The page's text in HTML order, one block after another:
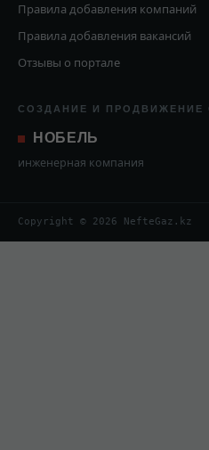
Правила добавления компаний
Правила добавления вакансий
Отзывы о портале
СОЗДАНИЕ И ПРОДВИЖЕНИЕ
НОБЕЛЬ
инженерная компания
Copyright © 2026 NefteGaz.kz